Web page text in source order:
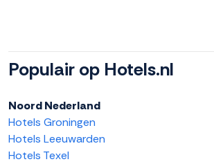
Populair op Hotels.nl
Noord Nederland
Hotels Groningen
Hotels Leeuwarden
Hotels Texel